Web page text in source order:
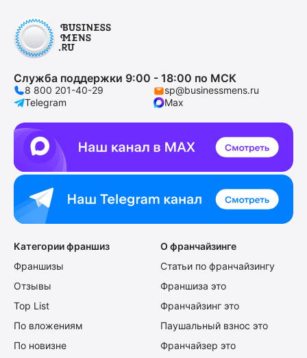
Служба поддержки 9:00 - 18:00 по МСК
8 800 201-40-29
sp@businessmens.ru
Telegram
Max
Категории франшиз
Франшизы
Отзывы
Top List
По вложениям
По новизне
О франчайзинге
Статьи по франчайзингу
Франшиза это
Франчайзинг это
Паушальный взнос это
Франчайзер это